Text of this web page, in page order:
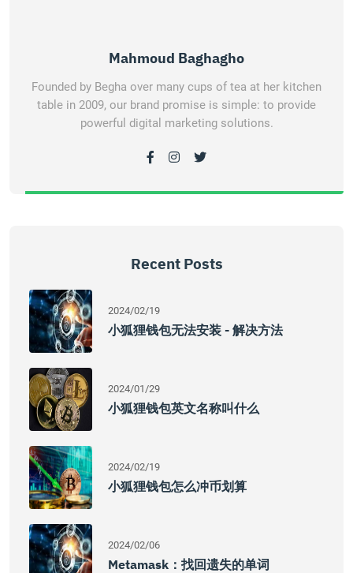
Mahmoud Baghagho
Founded by Begha over many cups of tea at her kitchen
table in 2009, our brand promise is simple: to provide
powerful digital marketing solutions.
Recent Posts
2024/02/19
小狐狸钱包无法安装 - 解决方法
2024/01/29
小狐狸钱包英文名称叫什么
2024/02/19
小狐狸钱包怎么冲币划算
2024/02/06
Metamask：找回遗失的单词